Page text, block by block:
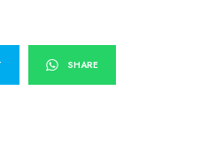
SHARE